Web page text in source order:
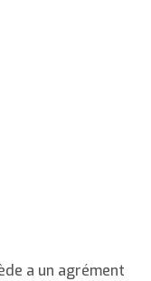
a un agrément